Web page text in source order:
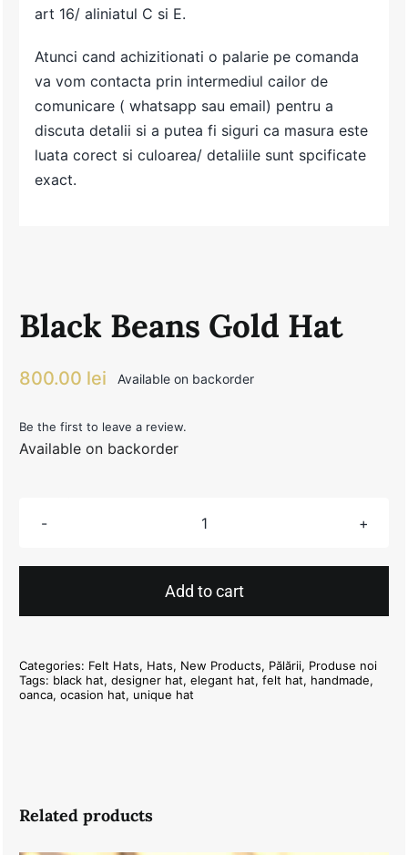
art 16/ aliniatul C si E.
Atunci cand achizitionati o palarie pe comanda
va vom contacta prin intermediul cailor de
comunicare ( whatsapp sau email) pentru a
discuta detalii si a putea fi siguri ca masura este
luata corect si culoarea/ detaliile sunt spcificate
exact.
Black Beans Gold Hat
800.00 lei Available on backorder
Be the first to leave a review.
Available on backorder
Black
Add to cart
Categories: Felt Hats, Hats, New Products, Pălării, Produse noi
Tags: black hat, designer hat, elegant hat, felt hat, handmade,
oanca, ocasion hat, unique hat
Related products